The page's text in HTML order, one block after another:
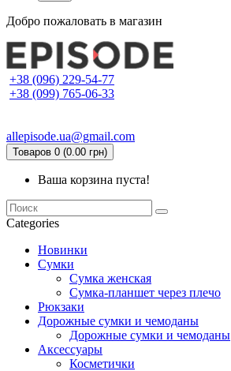
Добро пожаловать в магазин
+38 (096) 229-54-77
+38 (099) 765-06-33
allepisode.ua@gmail.com
Товаров 0 (0.00 грн)
Ваша корзина пуста!
Categories
Новинки
Сумки
Сумка женская
Сумка-планшет через плечо
Рюкзаки
Дорожные сумки и чемоданы
Дорожные сумки и чемоданы
Аксессуары
Косметички